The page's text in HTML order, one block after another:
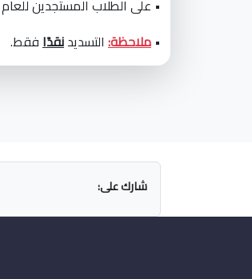
• على الطلاب المستجدين للعام الدراسي 2025-2026 التسديد بالدولار دون مراجعة الجامعة
• ملاحظة: التسديدنقدًافقط.
شارك على: